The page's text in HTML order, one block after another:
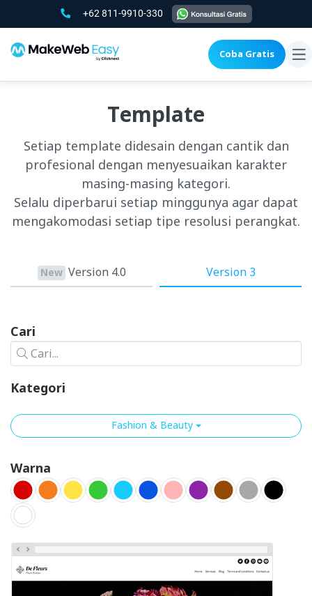
+62 811-9910-330
Coba Gratis
Template
Setiap template didesain dengan cantik dan
profesional dengan menyesuaikan karakter
masing-masing kategori.
Selalu diperbarui setiap minggunya agar dapat
mengakomodasi setiap tipe resolusi perangkat.
NewVersion 4.0 Version 3
Cari
Cari...
Kategori
Fashion & Beauty
Warna